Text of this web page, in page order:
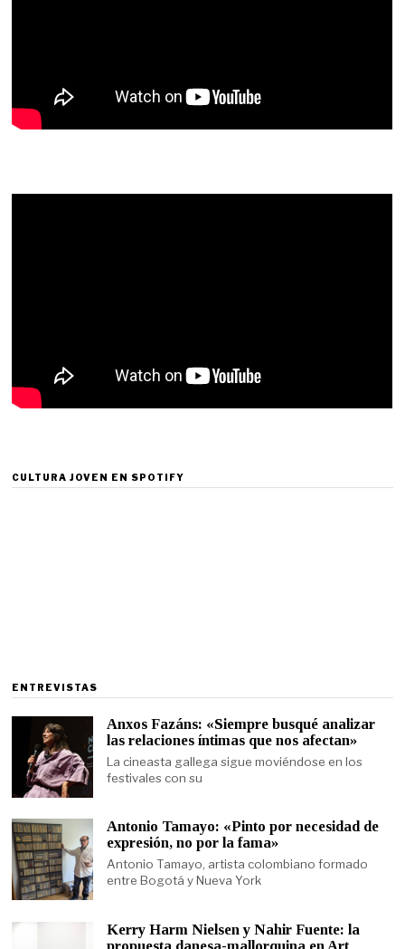
CULTURA JOVEN EN SPOTIFY
ENTREVISTAS
Anxos Fazáns: «Siempre busqué analizar
las relaciones íntimas que nos afectan»
La cineasta gallega sigue moviéndose en los
festivales con su
Antonio Tamayo: «Pinto por necesidad de
expresión, no por la fama»
Antonio Tamayo, artista colombiano formado
entre Bogotá y Nueva York
Kerry Harm Nielsen y Nahir Fuente: la
propuesta danesa-mallorquina en Art